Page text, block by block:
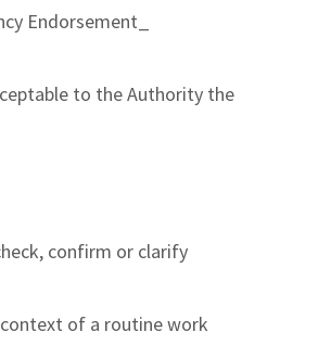
Endorsement_
to the Authority the
confirm or clarify
of a routine work